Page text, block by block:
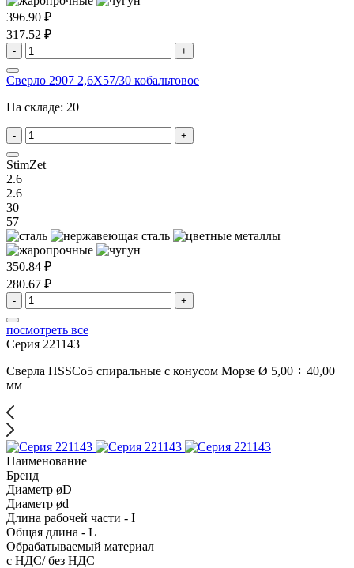
396.90 ₽
317.52 ₽
- +
Сверло 2907 2,6X57/30 кобальтовое
На складе: 20
- +
StimZet
2.6
2.6
30
57
350.84 ₽
280.67 ₽
- +
посмотреть все
Серия 221143
Сверла HSSCo5 спиральные с конусом Морзе Ø 5,00 ÷ 40,00
мм
Наименование
Бренд
Диаметр øD
Диаметр ød
Длина рабочей части - I
Общая длина - L
Обрабатываемый материал
с НДС/ без НДС